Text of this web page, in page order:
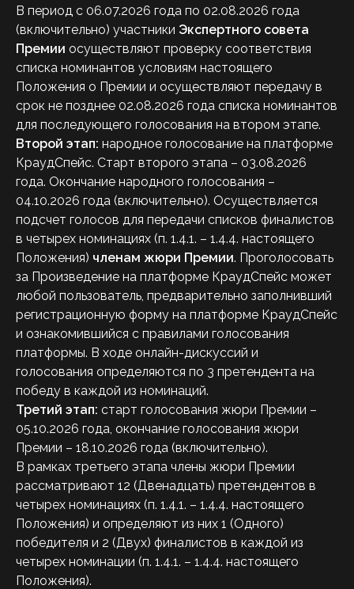
В период с 06.07.2026 года по 02.08.2026 года
(включительно) участники Экспертного совета
Премии осуществляют проверку соответствия
списка номинантов условиям настоящего
Положения о Премии и осуществляют передачу в
срок не позднее 02.08.2026 года списка номинантов
для последующего голосования на втором этапе.
Второй этап: народное голосование на платформе
КраудСпейс. Старт второго этапа – 03.08.2026
года. Окончание народного голосования –
04.10.2026 года (включительно). Осуществляется
подсчет голосов для передачи списков финалистов
в четырех номинациях (п. 1.4.1. – 1.4.4. настоящего
Положения) членам жюри Премии. Проголосовать
за Произведение на платформе КраудСпейс может
любой пользователь, предварительно заполнивший
регистрационную форму на платформе КраудСпейс
и ознакомившийся с правилами голосования
платформы. В ходе онлайн-дискуссий и
голосования определяются по 3 претендента на
победу в каждой из номинаций.
Третий этап: старт голосования жюри Премии –
05.10.2026 года, окончание голосования жюри
Премии – 18.10.2026 года (включительно).
В рамках третьего этапа члены жюри Премии
рассматривают 12 (Двенадцать) претендентов в
четырех номинациях (п. 1.4.1. – 1.4.4. настоящего
Положения) и определяют из них 1 (Одного)
победителя и 2 (Двух) финалистов в каждой из
четырех номинации (п. 1.4.1. – 1.4.4. настоящего
Положения).